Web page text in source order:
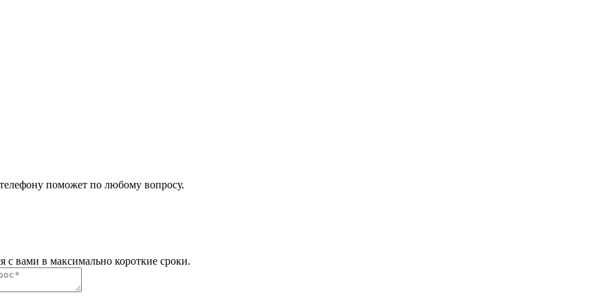
поможет по любому вопросу.
вами в максимально короткие сроки.